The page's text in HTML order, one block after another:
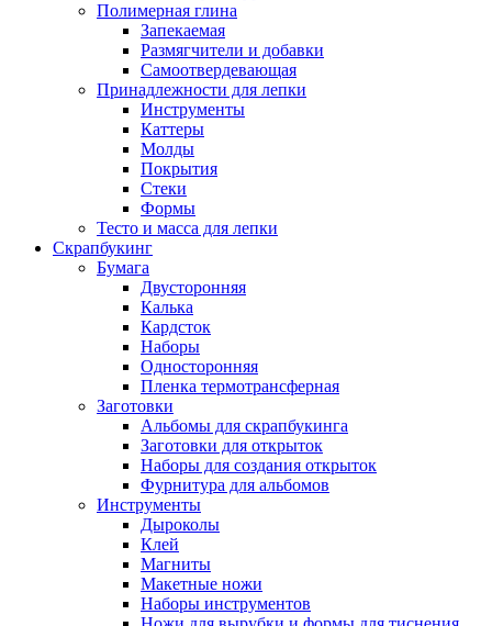
Полимерная глина
Запекаемая
Размягчители и добавки
Самоотвердевающая
Принадлежности для лепки
Инструменты
Каттеры
Молды
Покрытия
Стеки
Формы
Тесто и масса для лепки
Скрапбукинг
Бумага
Двусторонняя
Калька
Кардсток
Наборы
Односторонняя
Пленка термотрансферная
Заготовки
Альбомы для скрапбукинга
Заготовки для открыток
Наборы для создания открыток
Фурнитура для альбомов
Инструменты
Дыроколы
Клей
Магниты
Макетные ножи
Наборы инструментов